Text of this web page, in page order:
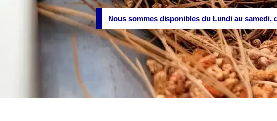
Nous sommes disponibles du Lundi au samedi,